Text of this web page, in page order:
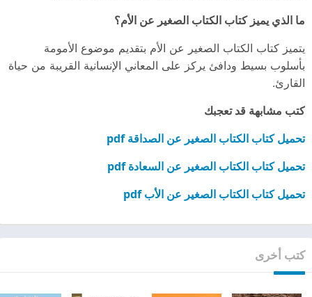
ما الذي يميز كتاب الكتاب الصغير عن الأم؟
يتميز كتاب الكتاب الصغير عن الأم بتقديم موضوع الأمومة
بأسلوب بسيط ودافئ يركز على المعاني الإنسانية القريبة من حياة
القارئ.
كتب مشابهة قد تعجبك
تحميل كتاب الكتاب الصغير عن الصداقة pdf
تحميل كتاب الكتاب الصغير عن السعادة pdf
تحميل كتاب الكتاب الصغير عن الأب pdf
كتب أخرى